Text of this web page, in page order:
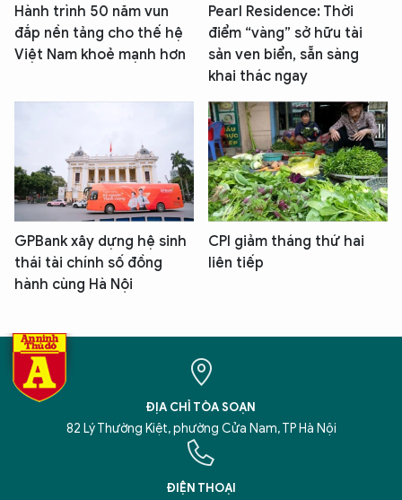
Hành trình 50 năm vun
đắp nền tảng cho thế hệ
Việt Nam khoẻ mạnh hơn
Pearl Residence: Thời
điểm “vàng” sở hữu tài
sản ven biển, sẵn sàng
khai thác ngay
GPBank xây dựng hệ sinh
thái tài chính số đồng
hành cùng Hà Nội
CPI giảm tháng thứ hai
liên tiếp
ĐỊA CHỈ TÒA SOẠN
82 Lý Thường Kiệt, phường Cửa Nam, TP Hà Nội
ĐIỆN THOẠI